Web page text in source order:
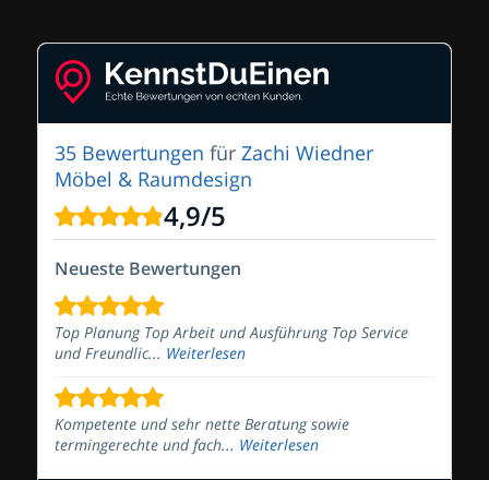
35 Bewertungen für Zachi Wiedner
Möbel & Raumdesign
4,9/5
Neueste Bewertungen
Top Planung Top Arbeit und Ausführung Top Service
und Freundlic... Weiterlesen
Kompetente und sehr nette Beratung sowie
termingerechte und fach... Weiterlesen